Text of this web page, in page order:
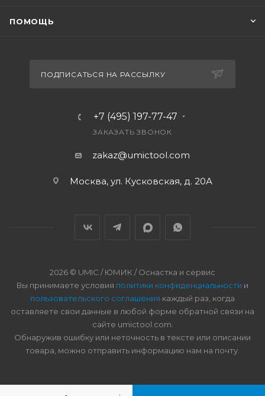
ПОМОЩЬ
ПОДПИСАТЬСЯ НА РАССЫЛКУ
+7 (495) 197-77-47
ЗАКАЗАТЬ ЗВОНОК
zakaz@umictool.com
Москва, ул. Кусковская, д. 20А
2026 © UMIC / ЮМИК / Оснастка и сервис
Вы принимаете условия политики конфиденциальности и
пользовательского соглашения каждый раз, когда
оставляете свои данные в любой форме обратной связи на
сайте umictool.com.
Обнаружив ошибку или неточность в тексте или описании
товара, можно отправить информацию нам на почту.